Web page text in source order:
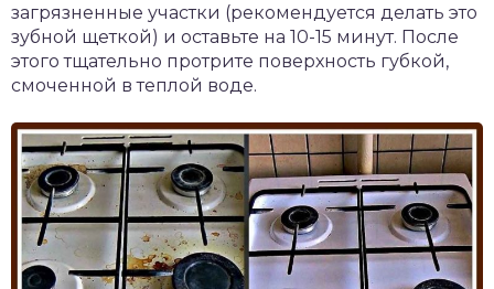
загрязненные участки (рекомендуется делать это
зубной щеткой) и оставьте на 10-15 минут. После
этого тщательно протрите поверхность губкой,
смоченной в теплой воде.